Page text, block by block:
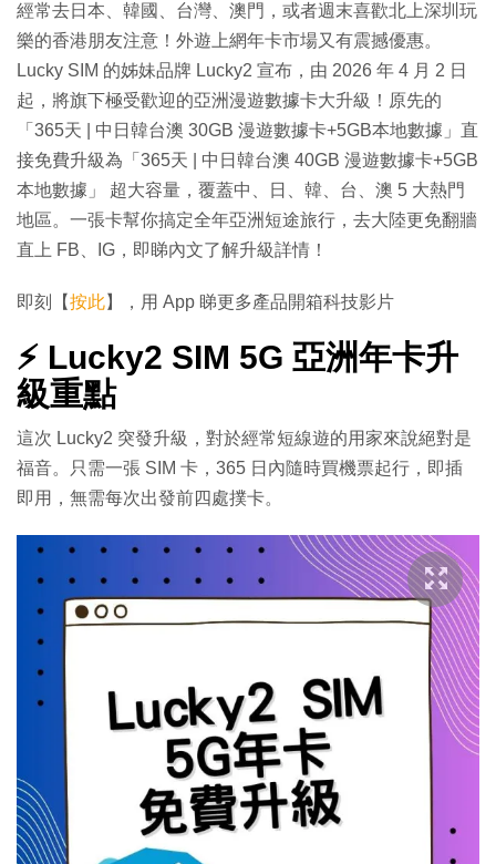
經常去日本、韓國、台灣、澳門，或者週末喜歡北上深圳玩
樂的香港朋友注意！外遊上網年卡市場又有震撼優惠。
Lucky SIM 的姊妹品牌 Lucky2 宣布，由 2026 年 4 月 2 日
起，將旗下極受歡迎的亞洲漫遊數據卡大升級！原先的
「365天 | 中日韓台澳 30GB 漫遊數據卡+5GB本地數據」直
接免費升級為「365天 | 中日韓台澳 40GB 漫遊數據卡+5GB
本地數據」 超大容量，覆蓋中、日、韓、台、澳 5 大熱門
地區。一張卡幫你搞定全年亞洲短途旅行，去大陸更免翻牆
直上 FB、IG，即睇內文了解升級詳情！
即刻【按此】，用 App 睇更多產品開箱科技影片
⚡ Lucky2 SIM 5G 亞洲年卡升
級重點
這次 Lucky2 突發升級，對於經常短線遊的用家來說絕對是
福音。只需一張 SIM 卡，365 日內隨時買機票起行，即插
即用，無需每次出發前四處撲卡。